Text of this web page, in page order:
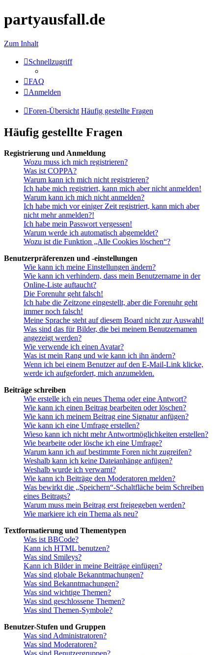
partyausfall.de
Zum Inhalt
Schnellzugriff
FAQ
Anmelden
Foren-Übersicht Häufig gestellte Fragen
Häufig gestellte Fragen
Registrierung und Anmeldung
Wozu muss ich mich registrieren?
Was ist COPPA?
Warum kann ich mich nicht registrieren?
Ich habe mich registriert, kann mich aber nicht anmelden!
Warum kann ich mich nicht anmelden?
Ich habe mich vor einiger Zeit registriert, kann mich aber
nicht mehr anmelden?!
Ich habe mein Passwort vergessen!
Warum werde ich automatisch abgemeldet?
Wozu ist die Funktion „Alle Cookies löschen“?
Benutzerpräferenzen und -einstellungen
Wie kann ich meine Einstellungen ändern?
Wie kann ich verhindern, dass mein Benutzername in der
Online-Liste auftaucht?
Die Forenuhr geht falsch!
Ich habe die Zeitzone eingestellt, aber die Forenuhr geht
immer noch falsch!
Meine Sprache steht auf diesem Board nicht zur Auswahl!
Was sind das für Bilder, die bei meinem Benutzernamen
angezeigt werden?
Wie verwende ich einen Avatar?
Was ist mein Rang und wie kann ich ihn ändern?
Wenn ich bei einem Benutzer auf den E-Mail-Link klicke,
werde ich aufgefordert, mich anzumelden.
Beiträge schreiben
Wie erstelle ich ein neues Thema oder eine Antwort?
Wie kann ich einen Beitrag bearbeiten oder löschen?
Wie kann ich meinem Beitrag eine Signatur anfügen?
Wie kann ich eine Umfrage erstellen?
Wieso kann ich nicht mehr Antwortmöglichkeiten erstellen?
Wie bearbeite oder lösche ich eine Umfrage?
Warum kann ich auf bestimmte Foren nicht zugreifen?
Weshalb kann ich keine Dateianhänge anfügen?
Weshalb wurde ich verwarnt?
Wie kann ich Beiträge den Moderatoren melden?
Was bewirkt die „Speichern“-Schaltfläche beim Schreiben
eines Beitrags?
Warum muss mein Beitrag erst freigegeben werden?
Wie markiere ich ein Thema als neu?
Textformatierung und Thementypen
Was ist BBCode?
Kann ich HTML benutzen?
Was sind Smileys?
Kann ich Bilder in meine Beiträge einfügen?
Was sind globale Bekanntmachungen?
Was sind Bekanntmachungen?
Was sind wichtige Themen?
Was sind geschlossene Themen?
Was sind Themen-Symbole?
Benutzer-Stufen und Gruppen
Was sind Administratoren?
Was sind Moderatoren?
Was sind Benutzergruppen?